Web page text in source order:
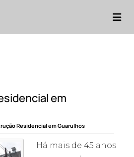
em
Residencial em Guarulhos
Há mais de 45 anos